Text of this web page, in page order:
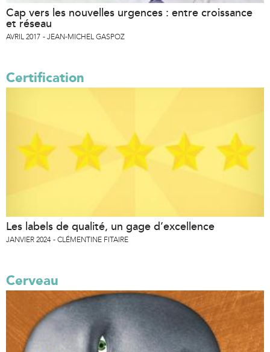
Cap vers les nouvelles urgences : entre croissance
et réseau
AVRIL 2017 JEAN-MICHEL GASPOZ
Certification
Les labels de qualité, un gage d’excellence
JANVIER 2024 CLÉMENTINE FITAIRE
Cerveau